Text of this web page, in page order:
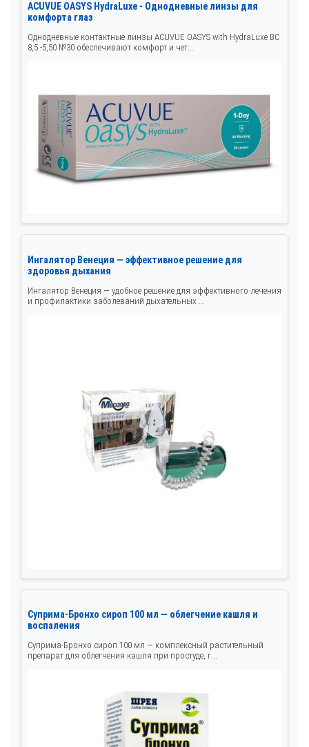
ACUVUE OASYS HydraLuxe - Однодневные линзы для
комфорта глаз
Однодневные контактные линзы ACUVUE OASYS with HydraLuxe BC
8,5 -5,50 №30 обеспечивают комфорт и чет...
Ингалятор Венеция — эффективное решение для
здоровья дыхания
Ингалятор Венеция — удобное решение для эффективного лечения
и профилактики заболеваний дыхательных ...
Суприма-Бронхо сироп 100 мл — облегчение кашля и
воспаления
Суприма-Бронхо сироп 100 мл — комплексный растительный
препарат для облегчения кашля при простуде, г...